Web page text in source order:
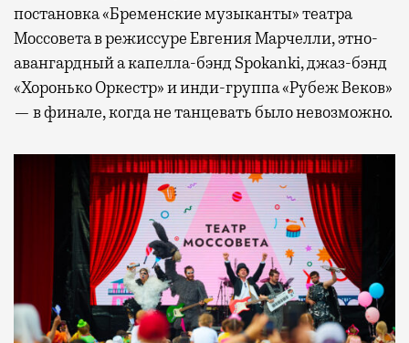
постановка «Бременские музыканты» театра
Моссовета в режиссуре Евгения Марчелли, этно-
авангардный а капелла-бэнд Spokanki, джаз-бэнд
«Хоронько Оркестр» и инди-группа «Рубеж Веков»
— в финале, когда не танцевать было невозможно.